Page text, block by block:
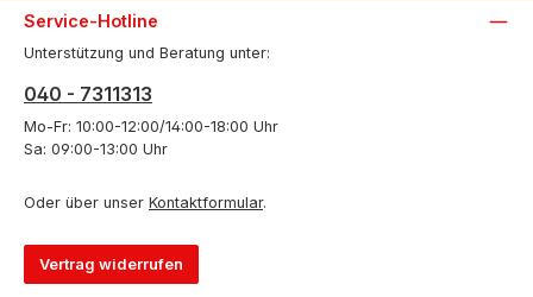
Service-Hotline
Unterstützung und Beratung unter:
040 - 7311313
Mo-Fr: 10:00-12:00/14:00-18:00 Uhr
Sa: 09:00-13:00 Uhr
Oder über unser Kontaktformular.
Vertrag widerrufen